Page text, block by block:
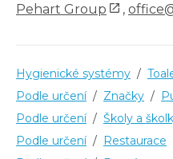
Pehart Group ,
Hygienické systémy /
Podle určení / Značky /
Podle určení / Školy a
Podle určení / Restaurace